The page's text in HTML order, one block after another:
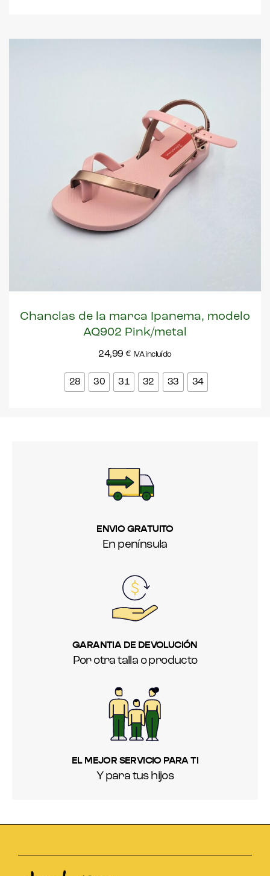
Chanclas de la marca Ipanema, modelo
AQ902 Pink/metal
24,99 € IVA incluído
28 30 31 32 33 34
ENVIO GRATUITO
En península
GARANTIA DE DEVOLUCIÓN
Por otra talla o producto
EL MEJOR SERVICIO PARA TI
Y para tus hijos